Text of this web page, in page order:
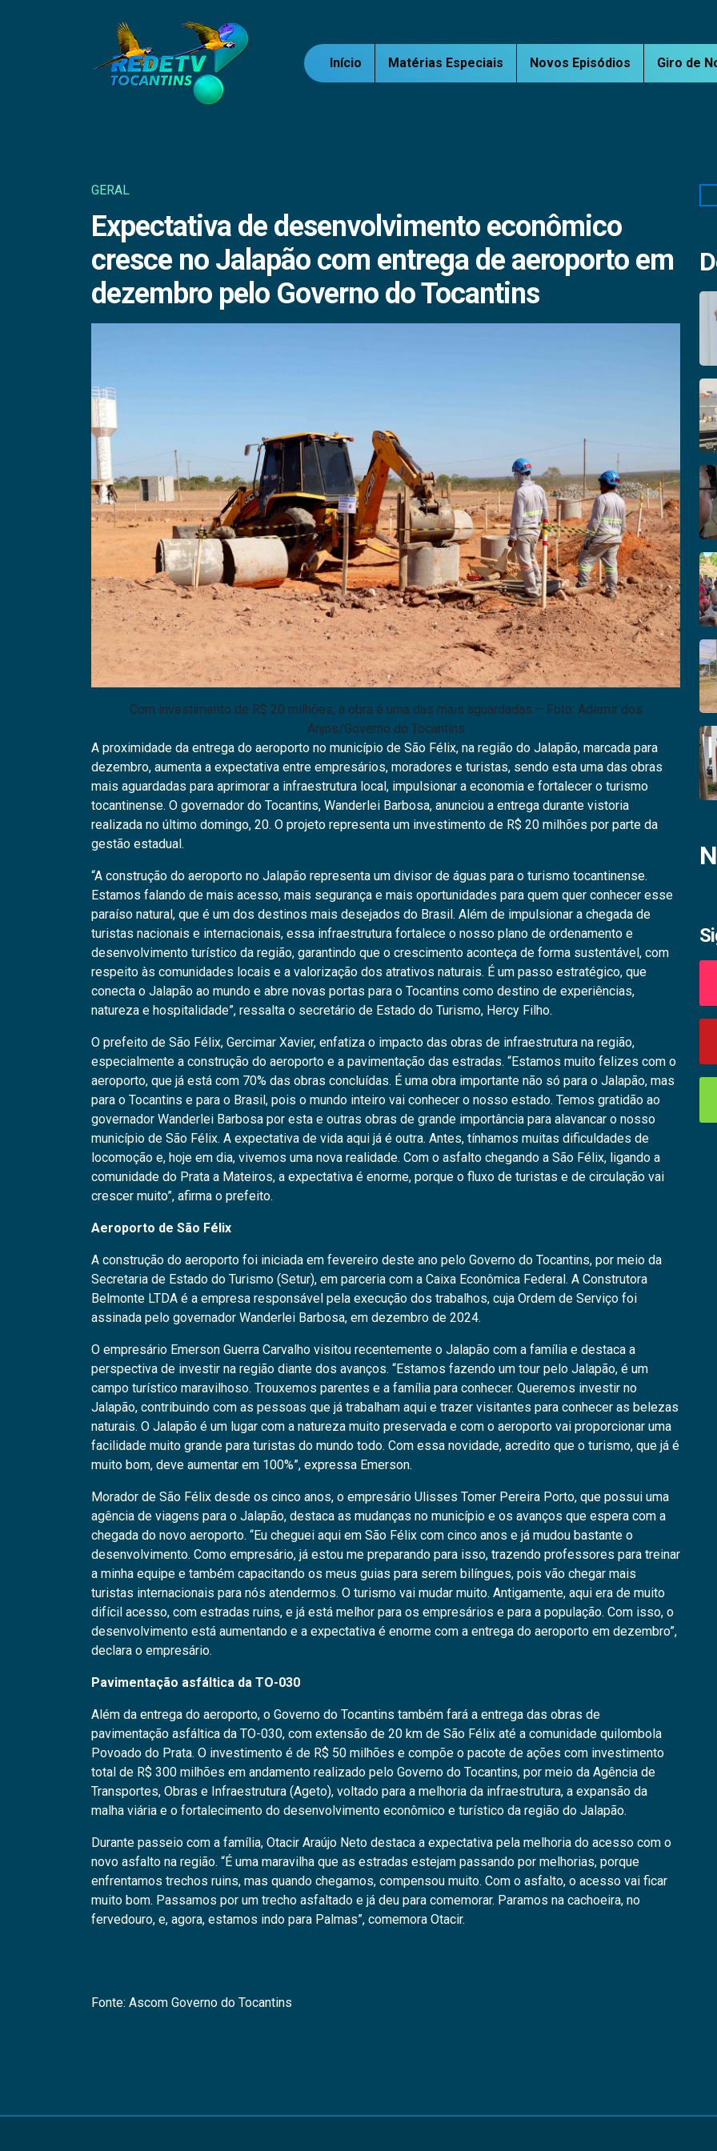
Início Matérias Especiais Novos Episódios Giro de
GERAL
Expectativa de desenvolvimento econômico
cresce no Jalapão com entrega de aeroporto em
dezembro pelo Governo do Tocantins
Com investimento de R$ 20 milhões, a obra é uma das mais aguardadas – Foto: Ademir dos
Anjos/Governo do Tocantins
A proximidade da entrega do aeroporto no município de São Félix, na região do Jalapão, marcada para
dezembro, aumenta a expectativa entre empresários, moradores e turistas, sendo esta uma das obras
mais aguardadas para aprimorar a infraestrutura local, impulsionar a economia e fortalecer o turismo
tocantinense. O governador do Tocantins, Wanderlei Barbosa, anunciou a entrega durante vistoria
realizada no último domingo, 20. O projeto representa um investimento de R$ 20 milhões por parte da
gestão estadual.
“A construção do aeroporto no Jalapão representa um divisor de águas para o turismo tocantinense.
Estamos falando de mais acesso, mais segurança e mais oportunidades para quem quer conhecer esse
paraíso natural, que é um dos destinos mais desejados do Brasil. Além de impulsionar a chegada de
turistas nacionais e internacionais, essa infraestrutura fortalece o nosso plano de ordenamento e
desenvolvimento turístico da região, garantindo que o crescimento aconteça de forma sustentável, com
respeito às comunidades locais e a valorização dos atrativos naturais. É um passo estratégico, que
conecta o Jalapão ao mundo e abre novas portas para o Tocantins como destino de experiências,
natureza e hospitalidade”, ressalta o secretário de Estado do Turismo, Hercy Filho.
O prefeito de São Félix, Gercimar Xavier, enfatiza o impacto das obras de infraestrutura na região,
especialmente a construção do aeroporto e a pavimentação das estradas. “Estamos muito felizes com o
aeroporto, que já está com 70% das obras concluídas. É uma obra importante não só para o Jalapão, mas
para o Tocantins e para o Brasil, pois o mundo inteiro vai conhecer o nosso estado. Temos gratidão ao
governador Wanderlei Barbosa por esta e outras obras de grande importância para alavancar o nosso
município de São Félix. A expectativa de vida aqui já é outra. Antes, tínhamos muitas dificuldades de
locomoção e, hoje em dia, vivemos uma nova realidade. Com o asfalto chegando a São Félix, ligando a
comunidade do Prata a Mateiros, a expectativa é enorme, porque o fluxo de turistas e de circulação vai
crescer muito”, afirma o prefeito.
Aeroporto de São Félix
A construção do aeroporto foi iniciada em fevereiro deste ano pelo Governo do Tocantins, por meio da
Secretaria de Estado do Turismo (Setur), em parceria com a Caixa Econômica Federal. A Construtora
Belmonte LTDA é a empresa responsável pela execução dos trabalhos, cuja Ordem de Serviço foi
assinada pelo governador Wanderlei Barbosa, em dezembro de 2024.
O empresário Emerson Guerra Carvalho visitou recentemente o Jalapão com a família e destaca a
perspectiva de investir na região diante dos avanços. “Estamos fazendo um tour pelo Jalapão, é um
campo turístico maravilhoso. Trouxemos parentes e a família para conhecer. Queremos investir no
Jalapão, contribuindo com as pessoas que já trabalham aqui e trazer visitantes para conhecer as belezas
naturais. O Jalapão é um lugar com a natureza muito preservada e com o aeroporto vai proporcionar uma
facilidade muito grande para turistas do mundo todo. Com essa novidade, acredito que o turismo, que já é
muito bom, deve aumentar em 100%”, expressa Emerson.
Morador de São Félix desde os cinco anos, o empresário Ulisses Tomer Pereira Porto, que possui uma
agência de viagens para o Jalapão, destaca as mudanças no município e os avanços que espera com a
chegada do novo aeroporto. “Eu cheguei aqui em São Félix com cinco anos e já mudou bastante o
desenvolvimento. Como empresário, já estou me preparando para isso, trazendo professores para treinar
a minha equipe e também capacitando os meus guias para serem bilíngues, pois vão chegar mais
turistas internacionais para nós atendermos. O turismo vai mudar muito. Antigamente, aqui era de muito
difícil acesso, com estradas ruins, e já está melhor para os empresários e para a população. Com isso, o
desenvolvimento está aumentando e a expectativa é enorme com a entrega do aeroporto em dezembro”,
declara o empresário.
Pavimentação asfáltica da TO-030
Além da entrega do aeroporto, o Governo do Tocantins também fará a entrega das obras de
pavimentação asfáltica da TO-030, com extensão de 20 km de São Félix até a comunidade quilombola
Povoado do Prata. O investimento é de R$ 50 milhões e compõe o pacote de ações com investimento
total de R$ 300 milhões em andamento realizado pelo Governo do Tocantins, por meio da Agência de
Transportes, Obras e Infraestrutura (Ageto), voltado para a melhoria da infraestrutura, a expansão da
malha viária e o fortalecimento do desenvolvimento econômico e turístico da região do Jalapão.
Durante passeio com a família, Otacir Araújo Neto destaca a expectativa pela melhoria do acesso com o
novo asfalto na região. “É uma maravilha que as estradas estejam passando por melhorias, porque
enfrentamos trechos ruins, mas quando chegamos, compensou muito. Com o asfalto, o acesso vai ficar
muito bom. Passamos por um trecho asfaltado e já deu para comemorar. Paramos na cachoeira, no
fervedouro, e, agora, estamos indo para Palmas”, comemora Otacir.
Fonte: Ascom Governo do Tocantins